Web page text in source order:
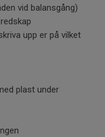
vid balansgång)
upp er på vilket
plast under